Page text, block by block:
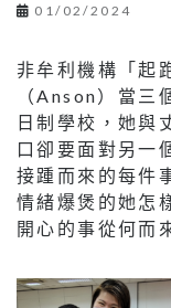
01/02/2024
非牟利機構「起
（Anson）當三
日制學校，她與
口卻要面對另一
接踵而來的每件
情緒爆煲的她怎
開心的事從何而